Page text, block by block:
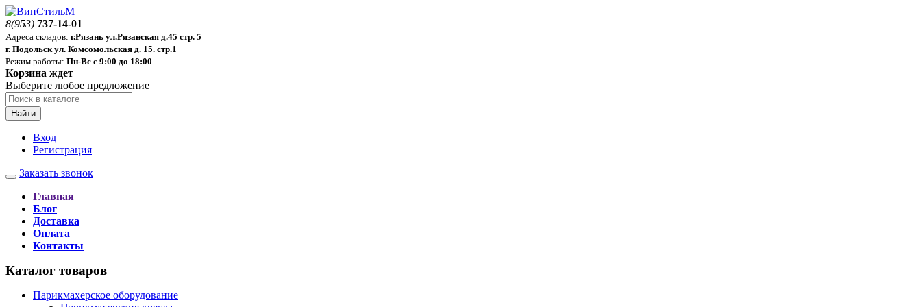
8(953) 737-14-01
Адреса складов: г.Рязань ул.Рязанская д.45 стр. 5
г. Подольск ул. Комсомольская д. 15. стр.1
Режим работы: Пн-Вс с 9:00 до 18:00
Корзина ждет
Выберите любое предложение
Найти
Вход
Регистрация
Заказать звонок
Главная
Блог
Доставка
Оплата
Контакты
Каталог товаров
Парикмахерское оборудование